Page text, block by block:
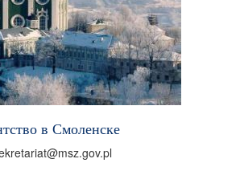
в Смоленске